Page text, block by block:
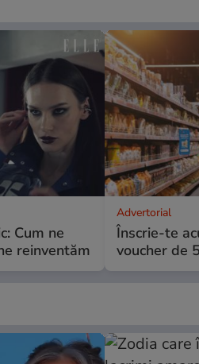
Cum ne
reinventăm
Advertorial
Înscrie-te
voucher de